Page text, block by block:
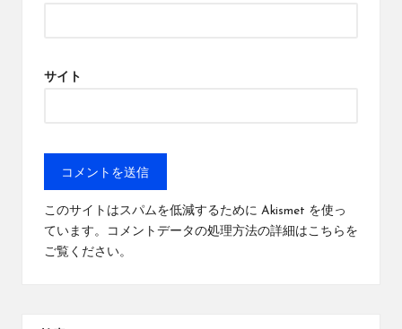
サイト
このサイトはスパムを低減するために Akismet を使っ
ています。
コメントデータの処理方法の詳細はこちらを
ご覧ください。